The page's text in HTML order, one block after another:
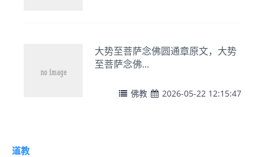
大势至菩萨念佛圆通章原文，大势
至菩萨念佛...
佛教 2026-05-22 12:15:47
道教